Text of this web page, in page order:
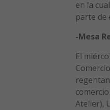
en la
parte de
-Mesa
El
Atelier),